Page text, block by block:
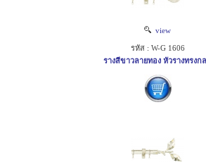
view
รหัส : W-G 1606
รางสีขาวลายทอง หัวรางทรงก